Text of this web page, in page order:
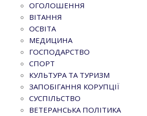
ОГОЛОШЕННЯ
ВІТАННЯ
ОСВІТА
МЕДИЦИНА
ГОСПОДАРСТВО
СПОРТ
КУЛЬТУРА ТА ТУРИЗМ
ЗАПОБІГАННЯ КОРУПЦІЇ
СУСПІЛЬСТВО
ВЕТЕРАНСЬКА ПОЛІТИКА